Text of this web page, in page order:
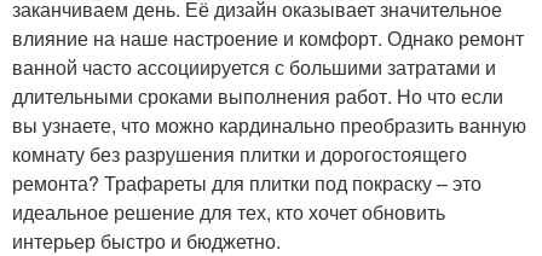
заканчиваем день. Её дизайн оказывает значительное
влияние на наше настроение и комфорт. Однако ремонт
ванной часто ассоциируется с большими затратами и
длительными сроками выполнения работ. Но что если
вы узнаете, что можно кардинально преобразить ванную
комнату без разрушения плитки и дорогостоящего
ремонта? Трафареты для плитки под покраску – это
идеальное решение для тех, кто хочет обновить
интерьер быстро и бюджетно.